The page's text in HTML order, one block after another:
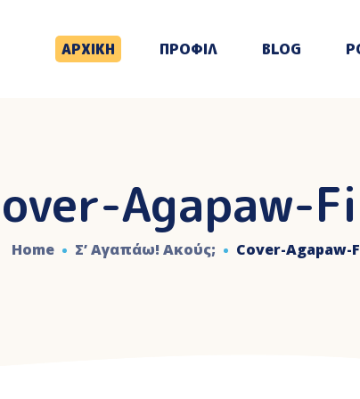
ΑΡΧΙΚΗ ΠΡΟΦΙΛ BLOG
Agapaw-
Home Σ’ Αγαπάω! Aκούς; Cover-Agapaw-